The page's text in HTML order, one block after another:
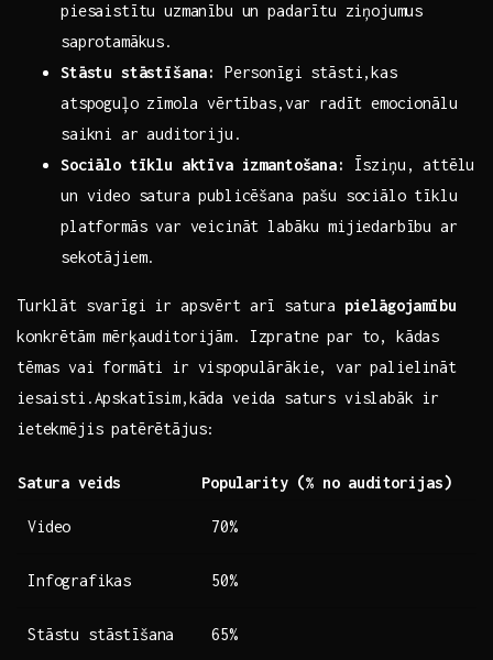
piesaistītu uzmanību un padarītu⁤ ziņojumus
saprotamākus.
Stāstu stāstīšana:
Personīgi stāsti,kas
atspoguļo⁤ zīmola vērtības,var radīt emocionālu
saikni ⁢ar auditoriju.
Sociālo tīklu‌ aktīva izmantošana:
Īsziņu, attēlu
un video satura publicēšana pašu sociālo tīklu
platformās​ var veicināt labāku mijiedarbību ar
sekotājiem.
Turklāt svarīgi ir apsvērt arī satura⁤ pielāgojamību
konkrētām mērķauditorijām. Izpratne par to, kādas
tēmas​ vai formāti ir vispopulārākie, var palielināt
iesaisti.Apskatīsim,kāda‍ veida saturs vislabāk ir
ietekmējis patērētājus:
Satura veids Popularity (% no auditorijas)
Video 70%
Infografikas 50%
Stāstu stāstīšana 65%